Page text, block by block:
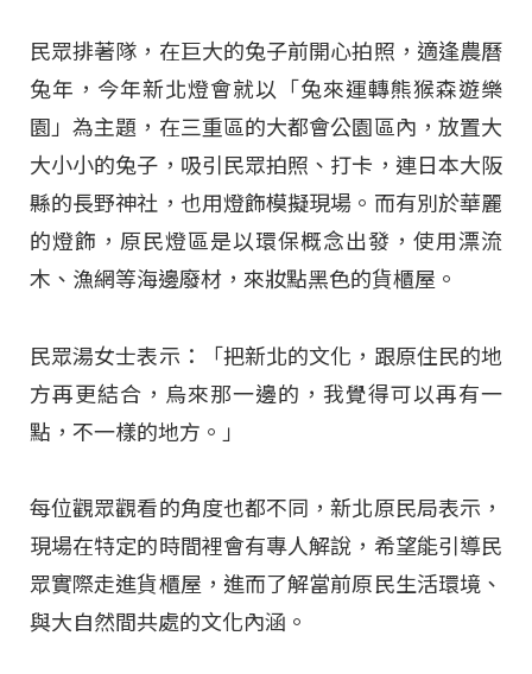
民眾排著隊，在巨大的兔子前開心拍照，適逢農曆
兔年，今年新北燈會就以「兔來運轉熊猴森遊樂
園」為主題，在三重區的大都會公園區內，放置大
大小小的兔子，吸引民眾拍照、打卡，連日本大阪
縣的長野神社，也用燈飾模擬現場。而有別於華麗
的燈飾，原民燈區是以環保概念出發，使用漂流
木、漁網等海邊廢材，來妝點黑色的貨櫃屋。
民眾湯女士表示：「把新北的文化，跟原住民的地
方再更結合，烏來那一邊的，我覺得可以再有一
點，不一樣的地方。」
每位觀眾觀看的角度也都不同，新北原民局表示，
現場在特定的時間裡會有專人解說，希望能引導民
眾實際走進貨櫃屋，進而了解當前原民生活環境、
與大自然間共處的文化內涵。